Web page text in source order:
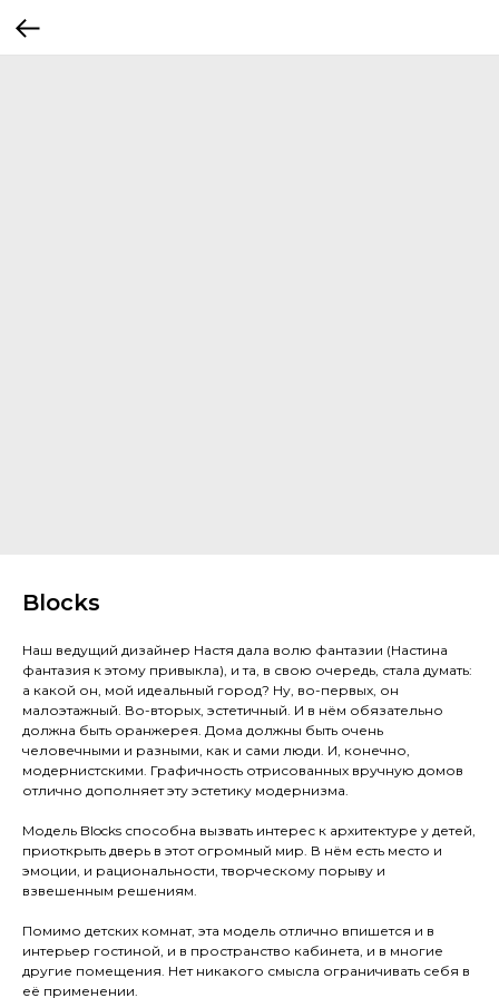
Blocks
Наш ведущий дизайнер Настя дала волю фантазии (Настина
фантазия к этому привыкла), и та, в свою очередь, стала думать:
а какой он, мой идеальный город? Ну, во-первых, он
малоэтажный. Во-вторых, эстетичный. И в нём обязательно
должна быть оранжерея. Дома должны быть очень
человечными и разными, как и сами люди. И, конечно,
модернистскими. Графичность отрисованных вручную домов
отлично дополняет эту эстетику модернизма.
Модель Blocks способна вызвать интерес к архитектуре у детей,
приоткрыть дверь в этот огромный мир. В нём есть место и
эмоции, и рациональности, творческому порыву и
взвешенным решениям.
Помимо детских комнат, эта модель отлично впишется и в
интерьер гостиной, и в пространство кабинета, и в многие
другие помещения. Нет никакого смысла ограничивать себя в
её применении.